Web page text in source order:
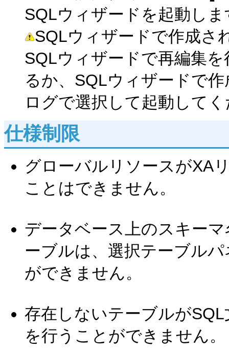
SQLウィザードを起動しま
SQLウィザードで作成さ
SQLウィザードで再編集
るか、SQLウィザードで
ログで選択して起動して
仕様制限
グローバルリソースがXA
ことはできません。
データベース上のスキー
ーブルは、選択テーブル
ができません。
存在しないテーブルが
を行うことができません。